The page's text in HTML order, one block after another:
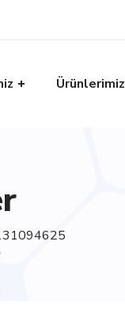
Ürünlerimiz